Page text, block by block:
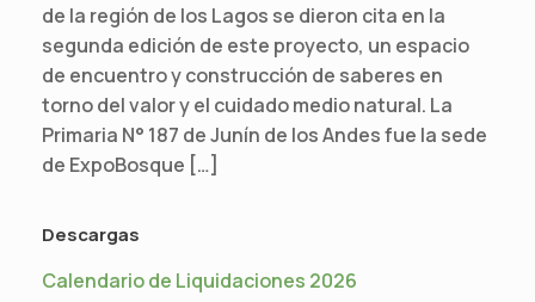
de la región de los Lagos se dieron cita en la
segunda edición de este proyecto, un espacio
de encuentro y construcción de saberes en
torno del valor y el cuidado medio natural. La
Primaria N° 187 de Junín de los Andes fue la sede
de ExpoBosque […]
Descargas
Calendario de Liquidaciones 2026